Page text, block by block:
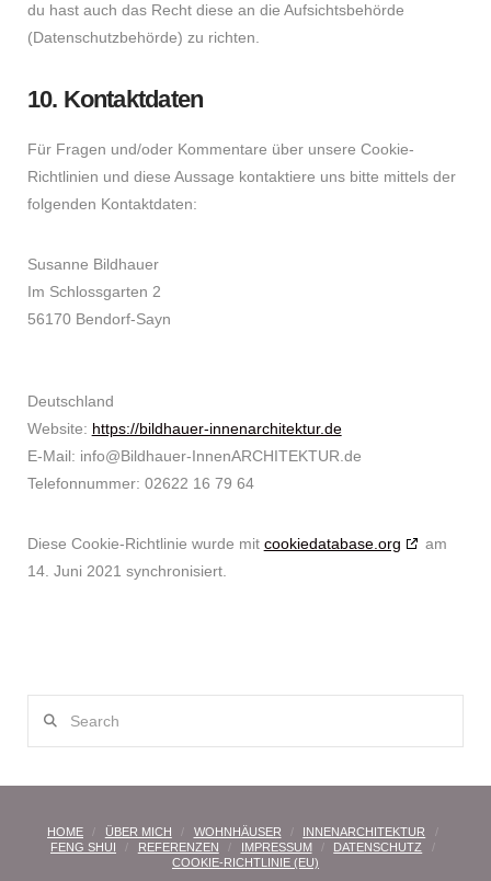
du hast auch das Recht diese an die Aufsichtsbehörde
(Datenschutzbehörde) zu richten.
10. Kontaktdaten
Für Fragen und/oder Kommentare über unsere Cookie-
Richtlinien und diese Aussage kontaktiere uns bitte mittels der
folgenden Kontaktdaten:
Susanne Bildhauer
Im Schlossgarten 2
56170 Bendorf-Sayn
Deutschland
Website: https://bildhauer-innenarchitektur.de
E-Mail: info@Bildhauer-InnenARCHITEKTUR.de
Telefonnummer: 02622 16 79 64
Diese Cookie-Richtlinie wurde mit cookiedatabase.org
am
14. Juni 2021 synchronisiert.
HOME ÜBER MICH WOHNHÄUSER
INNENARCHITEKTUR
FENG SHUI
REFERENZEN IMPRESSUM
DATENSCHUTZ
COOKIE-RICHTLINIE (EU)